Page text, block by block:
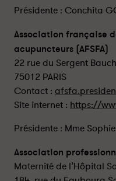
Présidente : Conchita
Association française
acupuncteurs (AFSFA)
22 rue du Sergent
75012 PARIS
Contact :
Site internet : https://
Présidente : Mme Sophie
Association
Maternité de l’Hôpital